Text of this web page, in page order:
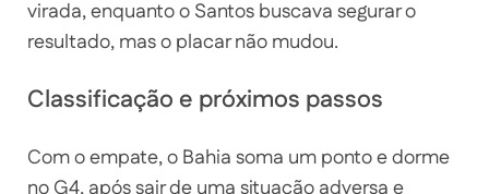
virada, enquanto o Santos buscava segurar o
resultado, mas o placar não mudou.
Classificação e próximos passos
Com o empate, o Bahia soma um ponto e dorme
no G4, após sair de uma situação adversa e